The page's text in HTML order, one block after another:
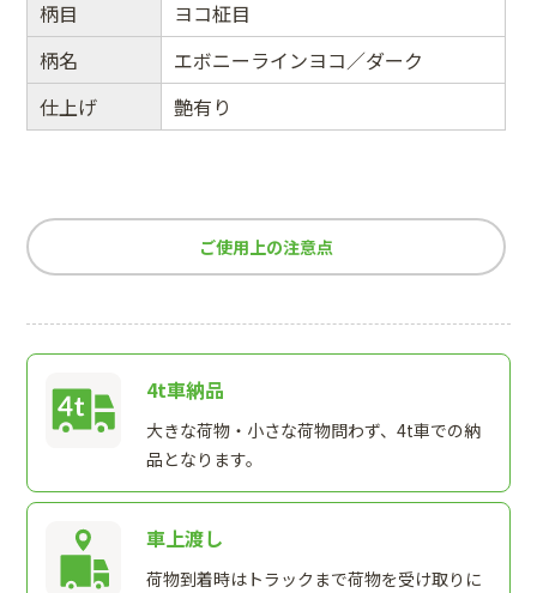
柄目
ヨコ柾目
柄名
エボニーラインヨコ／ダーク
仕上げ
艶有り
ご使用上の注意点
4t車納品
大きな荷物・小さな荷物問わず、4t車での納
品となります。
車上渡し
荷物到着時はトラックまで荷物を受け取りに